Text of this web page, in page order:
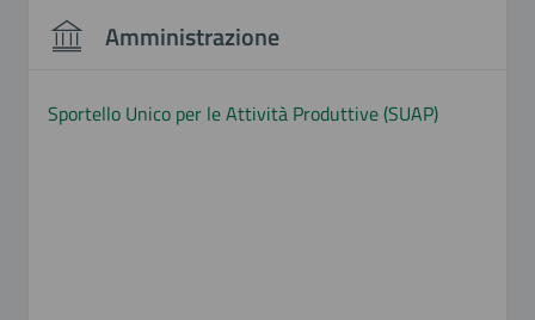
Amministrazione
Sportello Unico per le Attività Produttive (SUAP)